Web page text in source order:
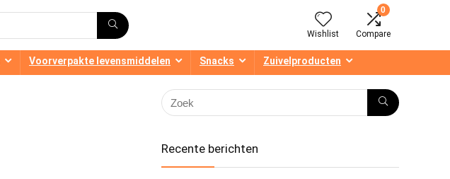
Wishlist
0
Compare
Voorverpakte levensmiddelen Snacks Zuivelproducten
Recente berichten